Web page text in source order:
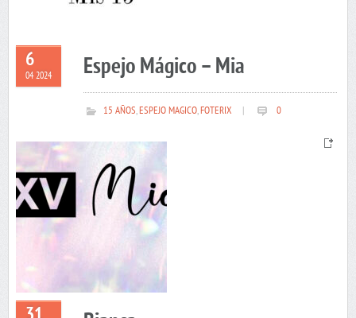
6
04 2024 Espejo Mágico – Mia
15 AÑOS,ESPEJO MAGICO,FOTERIX 0